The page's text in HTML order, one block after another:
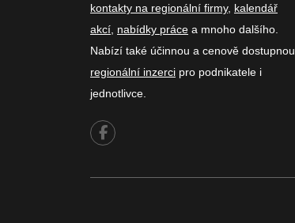
kontakty na regionální firmy, kalendář
akcí nabídky práce a mnoho dalšího.
Nabízí také účinnou a cenově dostupnou
regionální inzerci pro podnikatele i
jednotlivce.